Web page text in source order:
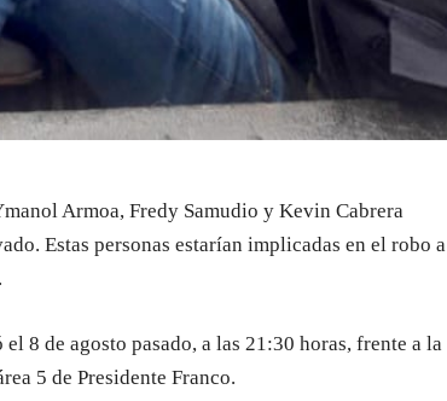
Armoa, Fredy Samudio y Kevin Cabrera
Estas personas estarían implicadas en el robo a
8 de agosto pasado, a las 21:30 horas, frente a la
5 de Presidente Franco.